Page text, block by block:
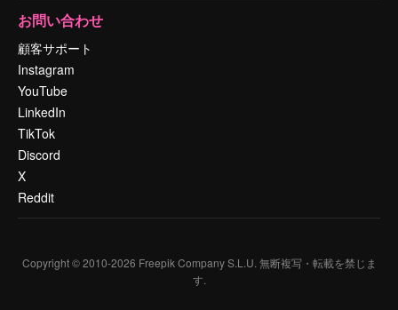
お問い合わせ
顧客サポート
Instagram
YouTube
LinkedIn
TikTok
Discord
X
Reddit
Copyright © 2010-2026 Freepik Company S.L.U. 無断複写・転載を禁じま
す.